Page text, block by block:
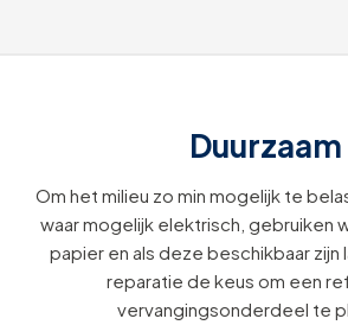
Duurzaam
Om het milieu zo min mogelijk te
waar mogelijk elektrisch, gebruiken
papier en als deze beschikbaar zijn
reparatie de keus om een
vervangingsonderdeel te